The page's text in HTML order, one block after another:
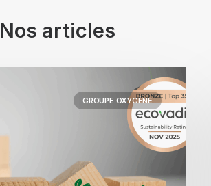
Nos articles
GROUPE OXYGÈNE